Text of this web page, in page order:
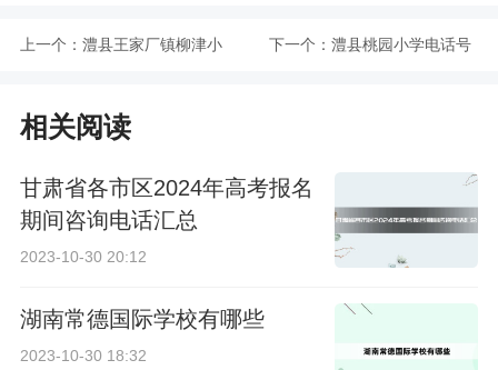
上一个： 澧县王家厂镇柳津小 下一个： 澧县桃园小学电话号
相关阅读
甘肃省各市区2024年高考报名
期间咨询电话汇总
2023-10-30 20:12
湖南常德国际学校有哪些
2023-10-30 18:32